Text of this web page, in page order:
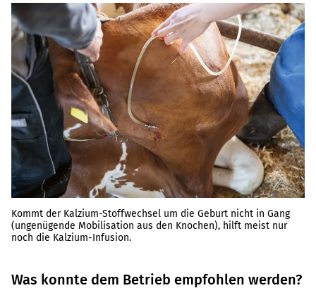
Kommt der Kalzium-Stoffwechsel um die Geburt nicht in Gang
(ungenügende Mobilisation aus den Knochen), hilft meist nur
noch die Kalzium-Infusion.
Was konnte dem Betrieb empfohlen werden?